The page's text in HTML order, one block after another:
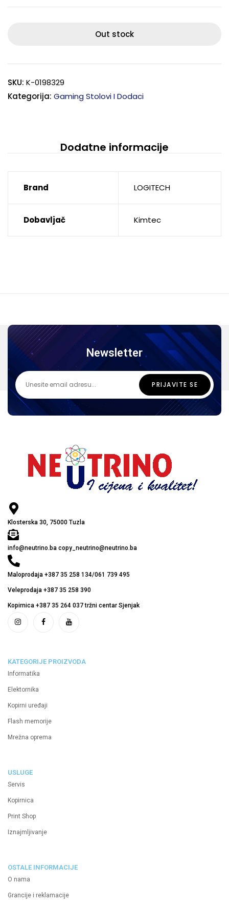
Out stock
SKU: K-0198329
Kategorija: Gaming Stolovi I Dodaci
Dodatne informacije
Brand LOGITECH
Dobavljač Kimtec
Newsletter
Klosterska 30, 75000 Tuzla
info@neutrino.ba copy_neutrino@neutrino.ba
Maloprodaja +387 35 258 134/061 739 495
Veleprodaja +387 35 258 390
Kopirnica +387 35 264 037 tržni centar Sjenjak
KATEGORIJE PROIZVODA
Informatika
Elektornika
Kopirni uređaji
Flash memorije
Mrežna oprema
USLUGE
Servis
Kopirnica
Print Shop
Iznajmljivanje
OSTALE INFORMACIJE
O nama
Grancije i reklamacije